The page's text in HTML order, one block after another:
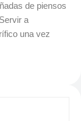
de piensos
a
una vez